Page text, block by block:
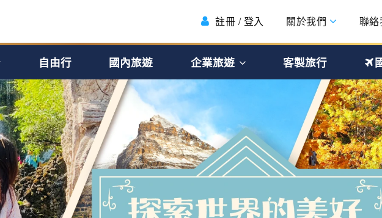
註冊 / 登入 關於我們 聯
自由行 國內旅遊 企業旅遊 客製旅行